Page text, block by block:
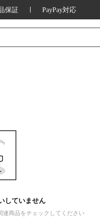
保証 PayPay対応
していません
商品をチェックしてください